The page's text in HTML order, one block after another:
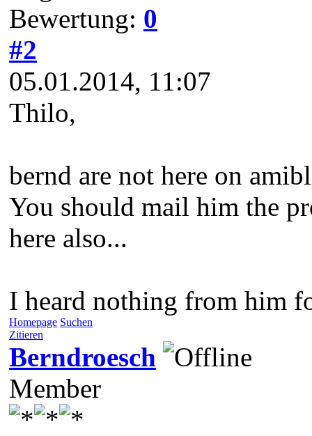
Bewertung: 0
#2
05.01.2014, 11:07
Thilo,
bernd are not here on
You should mail him the
here also...
I heard nothing from him
Homepage Suchen
Zitieren
Berndroesch
Member